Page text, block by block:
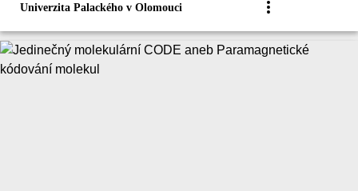
Univerzita Palackého v Olomouci